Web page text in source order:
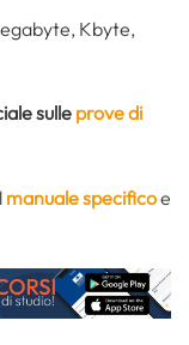
Kbyte,
sulle prove di
manuale specificoe